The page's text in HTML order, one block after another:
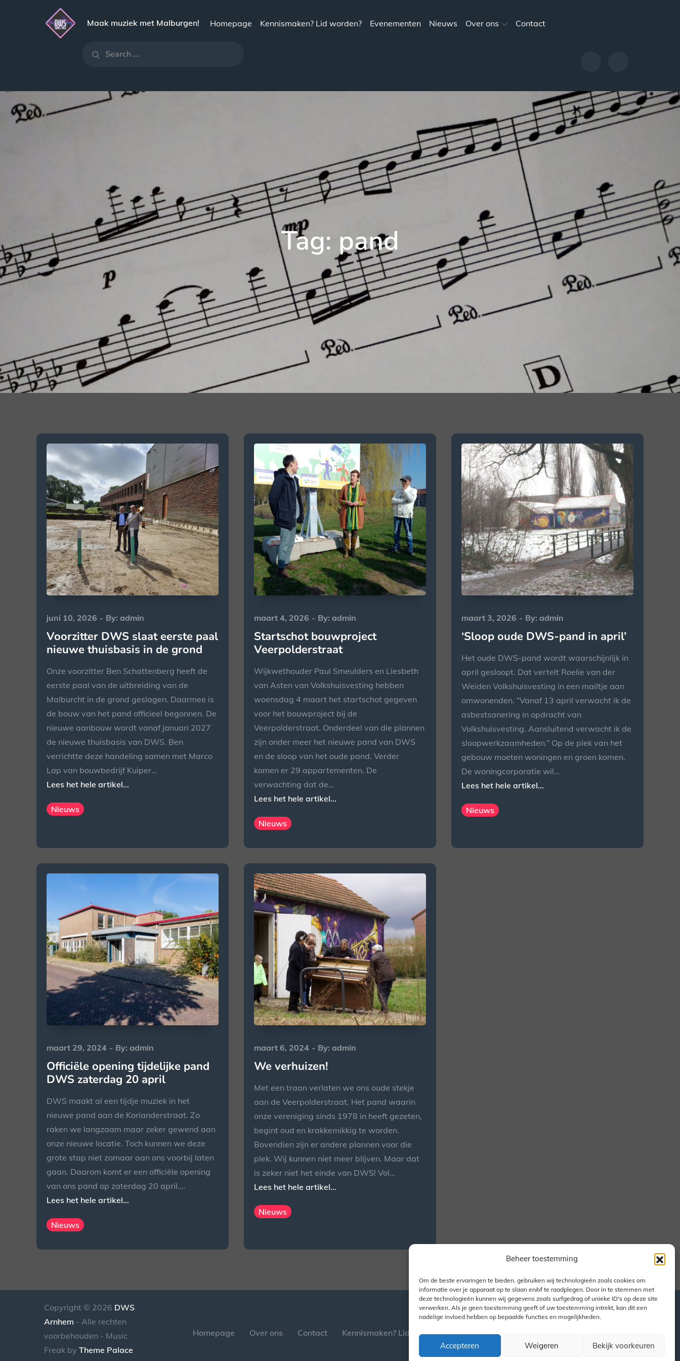
Beheer toestemming
Om de beste ervaringen te bieden, gebruiken wij technologieën zoals cookies om
informatie over je apparaat op te slaan en/of te raadplegen. Door in te stemmen met
deze technologieën kunnen wij gegevens zoals surfgedrag of unieke ID's op deze site
verwerken. Als je geen toestemming geeft of uw toestemming intrekt, kan dit een
nadelige invloed hebben op bepaalde functies en mogelijkheden.
Accepteren Weigeren Bekijk voorkeuren
Maak muziek met Malburgen! Homepage Kennismaken? Lid worden? Evenementen Nieuws Over ons Contact
Search
Search
Tag: pand
Posted
on
juni 10, 2026 By: admin
Voorzitter DWS slaat eerste paal
nieuwe thuisbasis in de grond
Onze voorzitter Ben Schattenberg heeft de
eerste paal van de uitbreiding van de
Malburcht in de grond geslagen. Daarmee is
de bouw van het pand officieel begonnen. De
nieuwe aanbouw wordt vanaf januari 2027
de nieuwe thuisbasis van DWS. Ben
verrichtte deze handeling samen met Marco
Lap van bouwbedrijf Kuiper…
Lees het hele artikel...
Nieuws
Posted
on
maart 4, 2026 By: admin
Startschot bouwproject
Veerpolderstraat
Wijkwethouder Paul Smeulders en Liesbeth
van Asten van Volkshuisvesting hebben
woensdag 4 maart het startschot gegeven
voor het bouwproject bij de
Veerpolderstraat. Onderdeel van die plannen
zijn onder meer het nieuwe pand van DWS
en de sloop van het oude pand. Verder
komen er 29 appartementen. De
verwachting dat de…
Lees het hele artikel...
Nieuws
Posted
on
maart 3, 2026 By: admin
‘Sloop oude DWS-pand in april’
Het oude DWS-pand wordt waarschijnlijk in
april gesloopt. Dat vertelt Roelie van der
Weiden Volkshuisvesting in een mailtje aan
omwonenden. “Vanaf 13 april verwacht ik de
asbestsanering in opdracht van
Volkshuisvesting. Aansluitend verwacht ik de
sloopwerkzaamheden.” Op de plek van het
gebouw moeten woningen en groen komen.
De woningcorporatie wil…
Lees het hele artikel...
Nieuws
Posted
on
maart 29, 2024 By: admin
Officiële opening tijdelijke pand
DWS zaterdag 20 april
DWS maakt al een tijdje muziek in het
nieuwe pand aan de Korianderstraat. Zo
raken we langzaam maar zeker gewend aan
onze nieuwe locatie. Toch kunnen we deze
grote stap niet zomaar aan ons voorbij laten
gaan. Daarom komt er een officiële opening
van ons pand op zaterdag 20 april.…
Lees het hele artikel...
Nieuws
Posted
on
maart 6, 2024 By: admin
We verhuizen!
Met een traan verlaten we ons oude stekje
aan de Veerpolderstraat. Het pand waarin
onze vereniging sinds 1978 in heeft gezeten,
begint oud en krakkemikkig te worden.
Bovendien zijn er andere plannen voor die
plek. Wij kunnen niet meer blijven. Maar dat
is zeker niet het einde van DWS! Vol…
Lees het hele artikel...
Nieuws
Copyright © 2026 DWS
Arnhem - Alle rechten
voorbehouden - Music
Freak by Theme Palace
Homepage Over ons Contact Kennismaken? Lid worden? Nieuws